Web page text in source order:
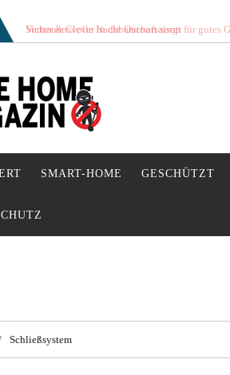
Vertrauensvolle Nachbarschaft sorgt für gutes
HOME Magazin
ich
SMART-HOME GESCHÜTZT
Schließsystem